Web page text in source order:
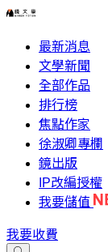
最新消息
文學新聞
全部作品
排行榜
焦點作家
徐淑卿專欄
鏡出版
IP改編授權
我要儲值
我要收費